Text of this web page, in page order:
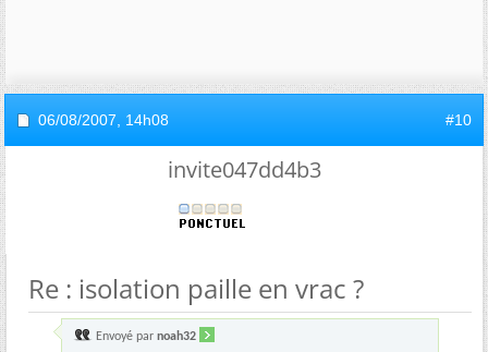
06/08/2007, 14h08 #10
invite047dd4b3
Re : isolation paille en vrac ?
Envoyé par noah32